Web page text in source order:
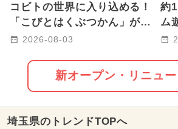
2026年2月のイベント
2026年8月のイベント
2025年10月のイベント
コビトの世界に入り込める！
「こびとはくぶつかん」が埼
玉に8/12グランドオープン決
2026-08-03
約
ム
越
新オープン・リニュ
埼玉県のトレンドTOPへ